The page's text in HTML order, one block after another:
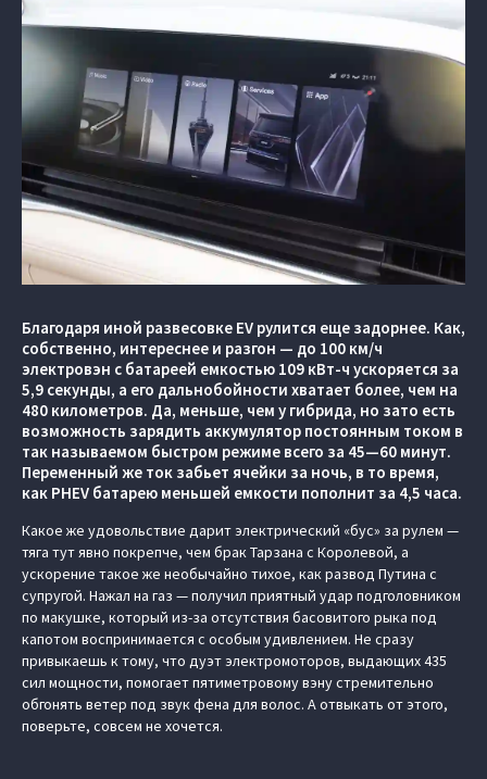
Благодаря иной развесовке EV рулится еще задорнее. Как,
собственно, интереснее и разгон — до 100 км/ч
электровэн с батареей емкостью 109 кВт-ч ускоряется за
5,9 секунды, а его дальнобойности хватает более, чем на
480 километров. Да, меньше, чем у гибрида, но зато есть
возможность зарядить аккумулятор постоянным током в
так называемом быстром режиме всего за 45—60 минут.
Переменный же ток забьет ячейки за ночь, в то время,
как PHEV батарею меньшей емкости пополнит за 4,5 часа.
Какое же удовольствие дарит электрический «бус» за рулем —
тяга тут явно покрепче, чем брак Тарзана с Королевой, а
ускорение такое же необычайно тихое, как развод Путина с
супругой. Нажал на газ — получил приятный удар подголовником
по макушке, который из-за отсутствия басовитого рыка под
капотом воспринимается с особым удивлением. Не сразу
привыкаешь к тому, что дуэт электромоторов, выдающих 435
сил мощности, помогает пятиметровому вэну стремительно
обгонять ветер под звук фена для волос. А отвыкать от этого,
поверьте, совсем не хочется.